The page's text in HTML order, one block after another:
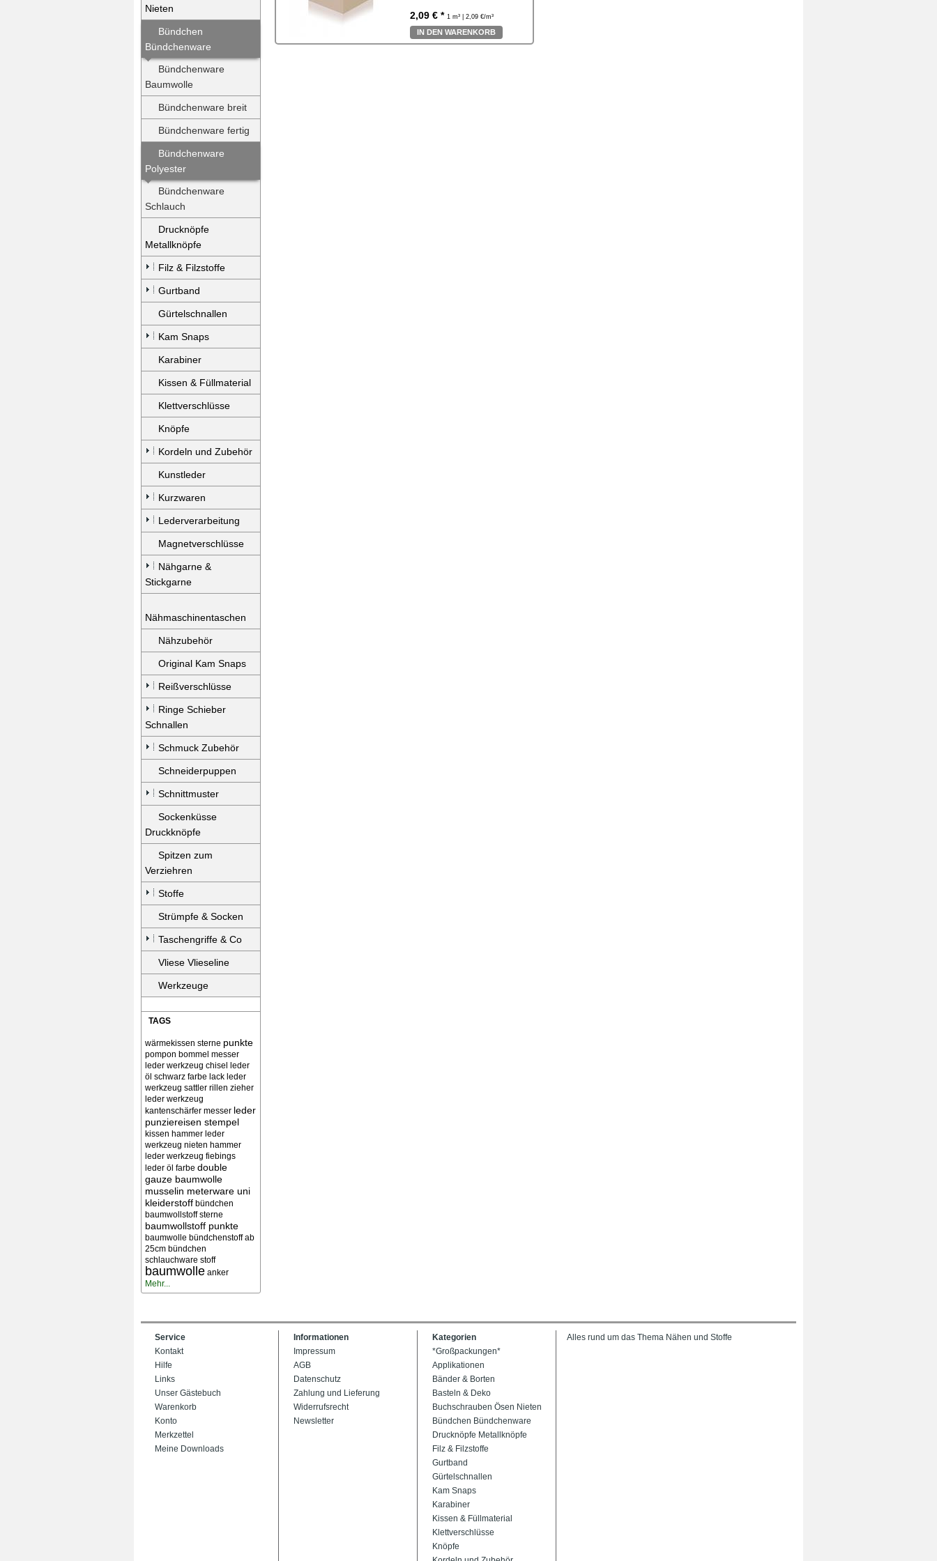
Nieten
Bündchen
Bündchenware
Bündchenware
Baumwolle
Bündchenware breit
Bündchenware fertig
Bündchenware
Polyester
Bündchenware
Schlauch
Drucknöpfe
Metallknöpfe
Filz & Filzstoffe
Gurtband
Gürtelschnallen
Kam Snaps
Karabiner
Kissen & Füllmaterial
Klettverschlüsse
Knöpfe
Kordeln und Zubehör
Kunstleder
Kurzwaren
Lederverarbeitung
Magnetverschlüsse
Nähgarne &
Stickgarne
Nähmaschinentaschen
Nähzubehör
Original Kam Snaps
Reißverschlüsse
Ringe Schieber
Schnallen
Schmuck Zubehör
Schneiderpuppen
Schnittmuster
Sockenküsse
Druckknöpfe
Spitzen zum
Verziehren
Stoffe
Strümpfe & Socken
Taschengriffe & Co
Vliese Vlieseline
Werkzeuge
TAGS
wärmekissen sterne punkte
pompon bommel messer
leder werkzeug chisel
leder
öl schwarz farbe lack leder
werkzeug sattler rillen zieher
leder werkzeug
kantenschärfer messer leder
punziereisen stempel
kissen hammer leder
werkzeug nieten hammer
leder werkzeug fiebings
leder öl farbe double
gauze baumwolle
musselin meterware uni
kleiderstoff bündchen
baumwollstoff sterne
baumwollstoff punkte
baumwolle bündchenstoff ab
25cm bündchen
schlauchware stoff
baumwolle anker
Mehr...
2,09 € * 1 m³ | 2,09 €/m³
IN DEN WARENKORB
Service
Kontakt
Hilfe
Links
Unser Gästebuch
Warenkorb
Konto
Merkzettel
Meine Downloads
Informationen
Impressum
AGB
Datenschutz
Zahlung und Lieferung
Widerrufsrecht
Newsletter
Kategorien
*Großpackungen*
Applikationen
Bänder & Borten
Basteln & Deko
Buchschrauben Ösen Nieten
Bündchen Bündchenware
Drucknöpfe Metallknöpfe
Filz & Filzstoffe
Gurtband
Gürtelschnallen
Kam Snaps
Karabiner
Kissen & Füllmaterial
Klettverschlüsse
Knöpfe
Alles rund um das Thema Nähen und Stoffe